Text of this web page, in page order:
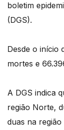
boletim
(DGS).
Desde o início
mortes e
A DGS indica
região Norte,
duas na